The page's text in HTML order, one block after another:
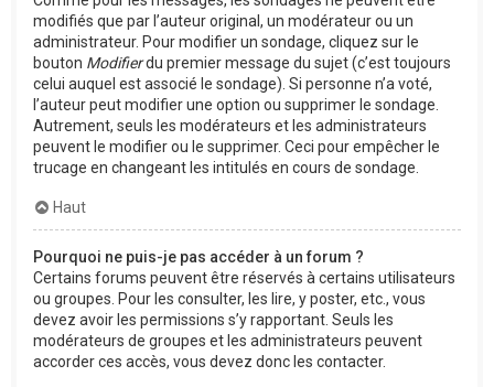
modifiés que par l’auteur original, un modérateur ou un
administrateur. Pour modifier un sondage, cliquez sur le
bouton Modifierdu premier message du sujet (c’est toujours
celui auquel est associé le sondage). Si personne n’a voté,
l’auteur peut modifier une option ou supprimer le sondage.
Autrement, seuls les modérateurs et les administrateurs
peuvent le modifier ou le supprimer. Ceci pour empêcher le
trucage en changeant les intitulés en cours de sondage.
Haut
Pourquoi ne puis-je pas accéder à un forum ?
Certains forums peuvent être réservés à certains utilisateurs
ou groupes. Pour les consulter, les lire, y poster, etc., vous
devez avoir les permissions s’y rapportant. Seuls les
modérateurs de groupes et les administrateurs peuvent
accorder ces accès, vous devez donc les contacter.